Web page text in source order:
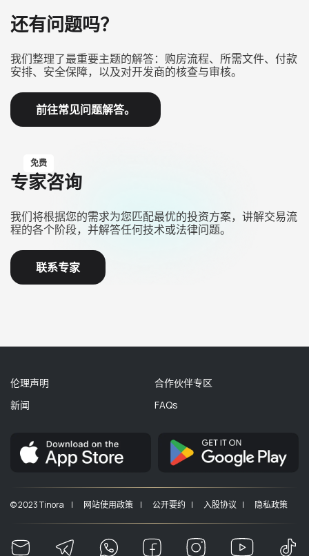
还有问题吗？
我们整理了最重要主题的解答：购房流程、所需文件、付款
安排、安全保障，以及对开发商的核查与审核。
前往常见问题解答。
免费
专家咨询
我们将根据您的需求为您匹配最优的投资方案，讲解交易流
程的各个阶段，并解答任何技术或法律问题。
联系专家
伦理声明
新闻
合作伙伴专区
FAQs
© 2023 Tinora | 网站使用政策 | 公开要约 | 入股协议 | 隐私政策